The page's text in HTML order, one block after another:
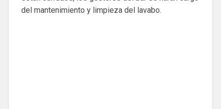
del mantenimiento y limpieza del lavabo.